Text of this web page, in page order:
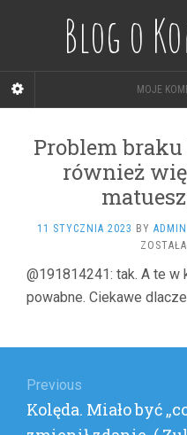
Blog o
MOJE
Problem
również
11 STYCZNIA 2023 BY ADMIN
@191814241: tak. A te
powabne. Ciekawe
wpisu
Previous
Previous
post:
Kolęda. Miało być